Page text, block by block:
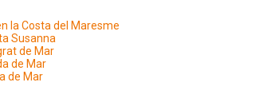
la Costa del Maresme
Susanna
de Mar
de Mar
de Mar